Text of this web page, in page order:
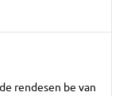
rendesen be van